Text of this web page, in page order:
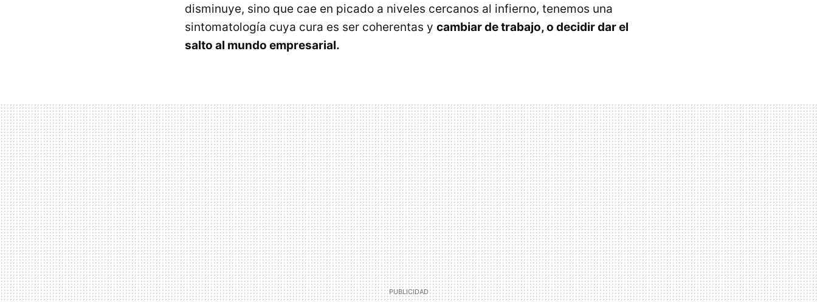
disminuye, sino que cae en picado a niveles cercanos al infierno, tenemos una
sintomatología cuya cura es ser coherentas y cambiar de trabajo, o decidir dar el
salto al mundo empresarial.